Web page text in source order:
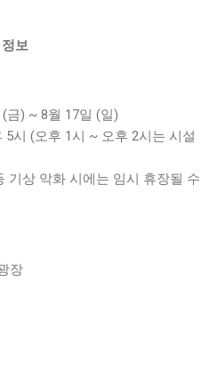
보
금) ~ 8월 17일 (일)
5시 (오후 1시 ~ 오후 2시는 시설
기상 악화 시에는 임시 휴장될 수
장